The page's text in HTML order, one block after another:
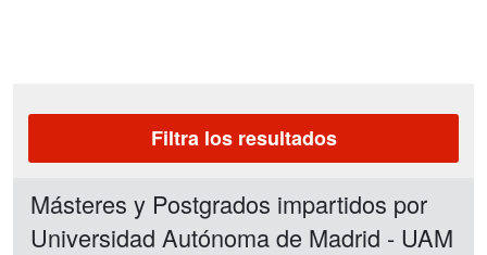
Filtra los resultados
Másteres y Postgrados impartidos por
Universidad Autónoma de Madrid - UAM